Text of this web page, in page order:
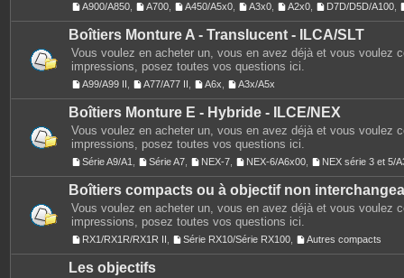
A900/A850 A700 A450/A5x0 A3x0 A2x0 D7D/D5D/A100
Boîtiers Monture A - Translucent - ILCA/SLT
Vous voulez en acheter un, vous en avez déjà et vous voulez
impressions, posez toutes vos questions ici.
A99/A99 II A77/A77 II A6x A3x/A5x
Boîtiers Monture E - Hybride - ILCE/NEX
Vous voulez en acheter un, vous en avez déjà et vous voulez
impressions, posez toutes vos questions ici.
Série A9/A1 Série A7 NEX-7 NEX-6/A6x00 NEX série 3 et 5/
Boîtiers compacts ou à objectif non
Vous voulez en acheter un, vous en avez déjà et vous voulez
impressions, posez toutes vos questions ici.
RX1/RX1R/RX1R II Série RX10/Série RX100 Autres compacts
Les objectifs